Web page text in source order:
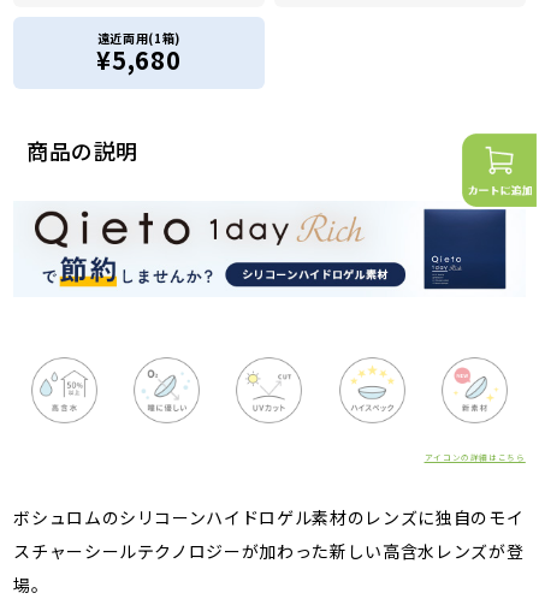
商品の説明
アイコンの詳細はこちら
ボシュロムのシリコーンハイドロゲル素材のレンズに独自のモイ
スチャーシールテクノロジーが加わった新しい高含水レンズが登
場。
遠近両用(1箱)
¥5,680